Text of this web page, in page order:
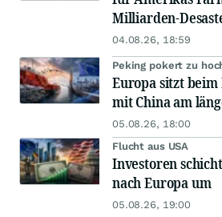
Milliarden-
04.08.26, 18:59
Peking pokert zu
Europa sitzt
mit China am
05.08.26, 18:00
Flucht aus USA
Investoren
nach Europa um
05.08.26, 19:00